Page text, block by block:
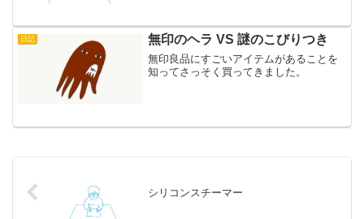
日記 無印のヘラ VS 謎のこびりつき
無印良品にすごいアイテムがあることを
知ってさっそく買ってきました。
シリコンスチーマー